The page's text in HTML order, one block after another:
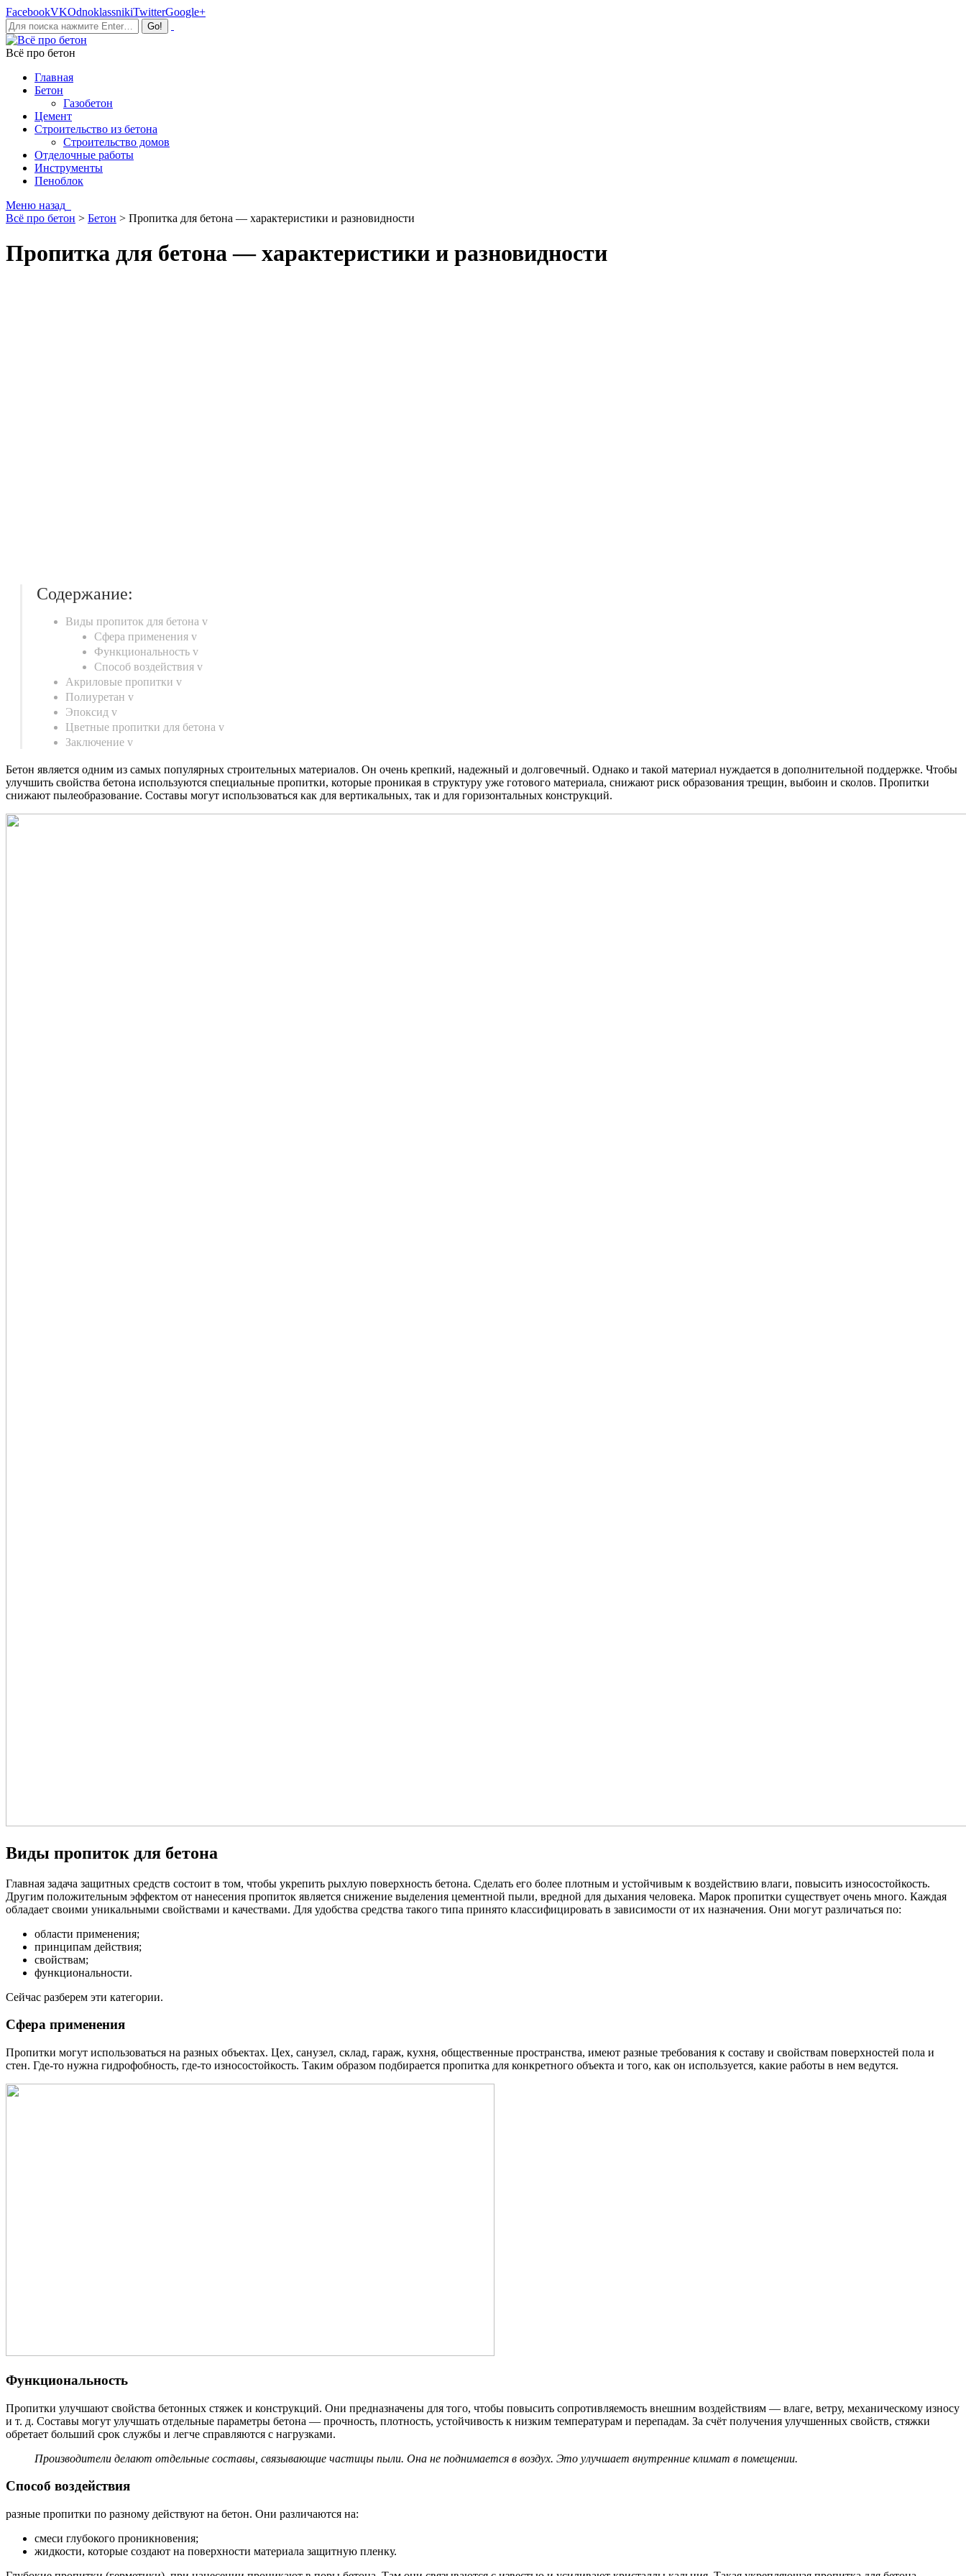
FacebookVKOdnoklassnikiTwitterGoogle+
Всё про бетон
Главная
Бетон
Газобетон
Цемент
Строительство из бетона
Строительство домов
Отделочные работы
Инструменты
Пеноблок
Меню назад
Всё про бетон > Бетон > Пропитка для бетона — характеристики и разновидности
Пропитка для бетона — характеристики и разновидности
Содержание:
Виды пропиток для бетона v
Сфера применения v
Функциональность v
Способ воздействия v
Акриловые пропитки v
Полиуретан v
Эпоксид v
Цветные пропитки для бетона v
Заключение v
Бетон является одним из самых популярных строительных материалов. Он очень крепкий, надежный и долговечный. Однако и такой материал нуждается в дополнительной поддержке. Чтобы
улучшить свойства бетона используются специальные пропитки, которые проникая в структуру уже готового материала, снижают риск образования трещин, выбоин и сколов. Пропитки
снижают пылеобразование. Составы могут использоваться как для вертикальных, так и для горизонтальных конструкций.
Виды пропиток для бетона
Главная задача защитных средств состоит в том, чтобы укрепить рыхлую поверхность бетона. Сделать его более плотным и устойчивым к воздействию влаги, повысить износостойкость.
Другим положительным эффектом от нанесения пропиток является снижение выделения цементной пыли, вредной для дыхания человека. Марок пропитки существует очень много. Каждая
обладает своими уникальными свойствами и качествами. Для удобства средства такого типа принято классифицировать в зависимости от их назначения. Они могут различаться по:
области применения;
принципам действия;
свойствам;
функциональности.
Сейчас разберем эти категории.
Сфера применения
Пропитки могут использоваться на разных объектах. Цех, санузел, склад, гараж, кухня, общественные пространства, имеют разные требования к составу и свойствам поверхностей пола и
стен. Где-то нужна гидрофобность, где-то износостойкость. Таким образом подбирается пропитка для конкретного объекта и того, как он используется, какие работы в нем ведутся.
Функциональность
Пропитки улучшают свойства бетонных стяжек и конструкций. Они предназначены для того, чтобы повысить сопротивляемость внешним воздействиям — влаге, ветру, механическому износу
и т. д. Составы могут улучшать отдельные параметры бетона — прочность, плотность, устойчивость к низким температурам и перепадам. За счёт получения улучшенных свойств, стяжки
обретает больший срок службы и легче справляются с нагрузками.
Производители делают отдельные составы, связывающие частицы пыли. Она не поднимается в воздух. Это улучшает внутренние климат в помещении.
Способ воздействия
разные пропитки по разному действуют на бетон. Они различаются на:
смеси глубокого проникновения;
жидкости, которые создают на поверхности материала защитную пленку.